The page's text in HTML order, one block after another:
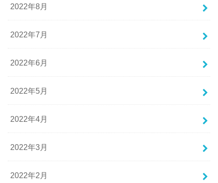
2022年8月
2022年7月
2022年6月
2022年5月
2022年4月
2022年3月
2022年2月